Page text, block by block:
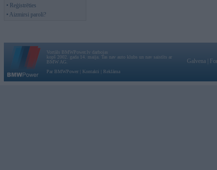
• Reģistrēties
• Aizmirsi paroli?
Vortāls BMWPower.lv darbojas
kopš 2002. gada 14. maija. Tas nav auto klubs un nav saistīts ar
BMW AG.
Par BMWPower
Kontakti Reklāma
Galvena